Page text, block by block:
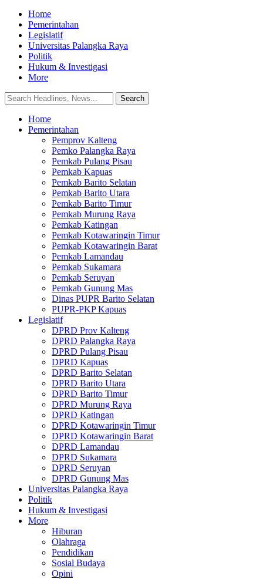
Home
Pemerintahan
Legislatif
Universitas Palangka Raya
Politik
Hukum & Investigasi
More
Home
Pemerintahan
Pemprov Kalteng
Pemko Palangka Raya
Pemkab Pulang Pisau
Pemkab Kapuas
Pemkab Barito Selatan
Pemkab Barito Utara
Pemkab Barito Timur
Pemkab Murung Raya
Pemkab Katingan
Pemkab Kotawaringin Timur
Pemkab Kotawaringin Barat
Pemkab Lamandau
Pemkab Sukamara
Pemkab Seruyan
Pemkab Gunung Mas
Dinas PUPR Barito Selatan
PUPR-PKP Kapuas
Legislatif
DPRD Prov Kalteng
DPRD Palangka Raya
DPRD Pulang Pisau
DPRD Kapuas
DPRD Barito Selatan
DPRD Barito Utara
DPRD Barito Timur
DPRD Murung Raya
DPRD Katingan
DPRD Kotawaringin Timur
DPRD Kotawaringin Barat
DPRD Lamandau
DPRD Sukamara
DPRD Seruyan
DPRD Gunung Mas
Universitas Palangka Raya
Politik
Hukum & Investigasi
More
Hiburan
Olahraga
Pendidikan
Sosial Budaya
Opini